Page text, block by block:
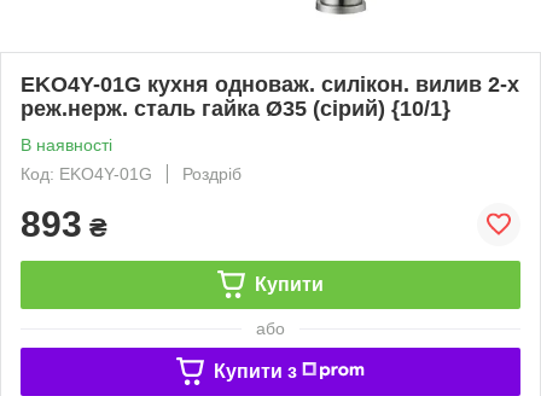
EKO4Y-01G кухня одноваж. силікон. вилив 2-х
реж.нерж. сталь гайка Ø35 (сірий) {10/1}
В наявності
Код: EKO4Y-01G
Роздріб
893 ₴
Купити
або
Купити з